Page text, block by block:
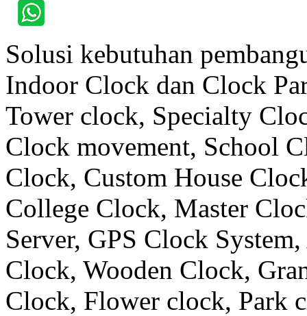
Solusi kebutuhan
Indoor Clock dan Clock
Tower clock, Specialty
Clock movement, School
Clock, Custom House
College Clock, Master
Server, GPS Clock
Clock, Wooden Clock,
Clock, Flower clock, Park